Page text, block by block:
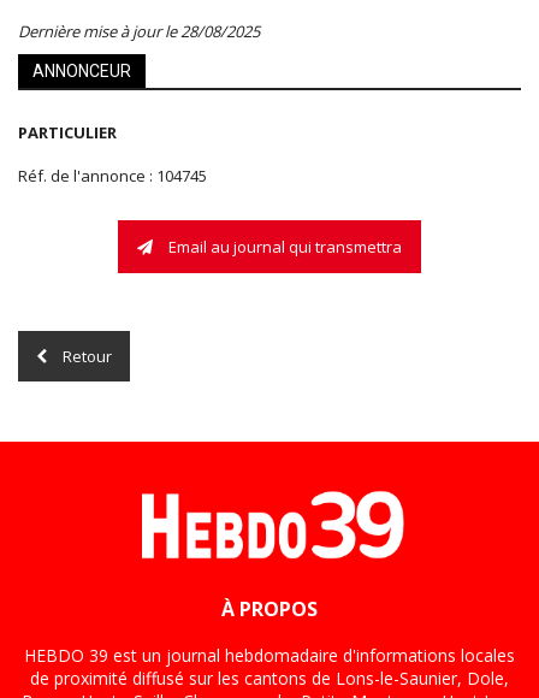
Dernière mise à jour le 28/08/2025
ANNONCEUR
PARTICULIER
Réf. de l'annonce : 104745
Email au journal qui transmettra
Retour
À PROPOS
HEBDO 39 est un journal hebdomadaire d'informations locales
de proximité diffusé sur les cantons de Lons-le-Saunier, Dole,